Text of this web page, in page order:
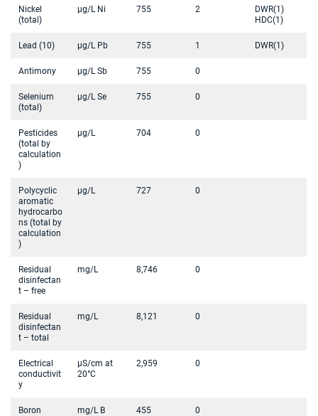
Nickel
(total)
µg/L Ni 755 2
DWR(1)
HDC(1)
Lead (10) µg/L Pb 755 1 DWR(1)
Antimony µg/L Sb 755 0
Selenium
(total)
µg/L Se 755 0
Pesticides
(total by
calculation
)
µg/L 704 0
Polycyclic
aromatic
hydrocarbo
ns (total by
calculation
)
µg/L 727 0
Residual
disinfectan
t – free
mg/L 8,746 0
Residual
disinfectan
t – total
mg/L 8,121 0
Electrical
conductivit
y
µS/cm at
20°C
2,959 0
Boron mg/L B 455 0